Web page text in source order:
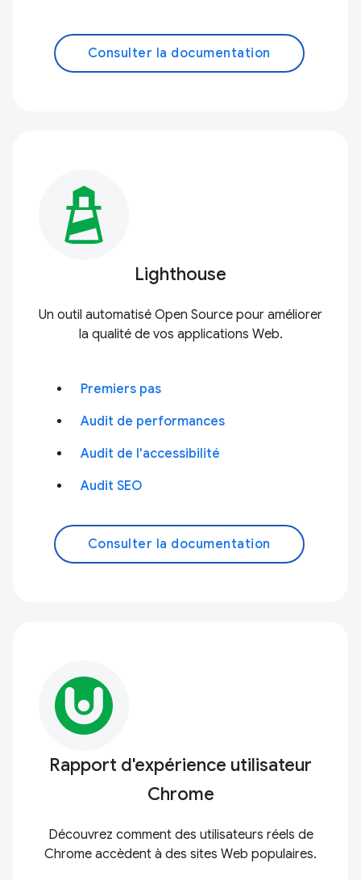
Consulter la documentation
Lighthouse
Un outil automatisé Open Source pour améliorer
la qualité de vos applications Web.
Premiers pas
Audit de performances
Audit de l'accessibilité
Audit SEO
Consulter la documentation
Rapport d'expérience utilisateur
Chrome
Découvrez comment des utilisateurs réels de
Chrome accèdent à des sites Web populaires.